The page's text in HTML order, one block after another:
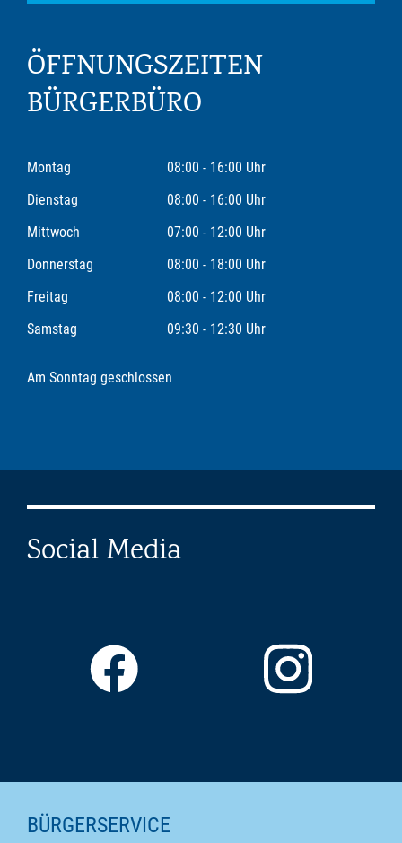
ÖFFNUNGSZEITEN
BÜRGERBÜRO
Montag
08:00 - 16:00 Uhr
Dienstag
08:00 - 16:00 Uhr
Mittwoch
07:00 - 12:00 Uhr
Donnerstag
08:00 - 18:00 Uhr
Freitag
08:00 - 12:00 Uhr
Samstag
09:30 - 12:30 Uhr
Am Sonntag geschlossen
Social Media
SEITENINHALTE
BÜRGERSERVICE